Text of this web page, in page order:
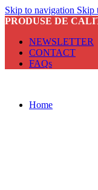
Skip to navigation Skip
PRODUSE DE
NEWSLETTER
CONTACT
FAQs
Home